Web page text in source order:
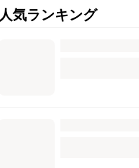
人気ランキング